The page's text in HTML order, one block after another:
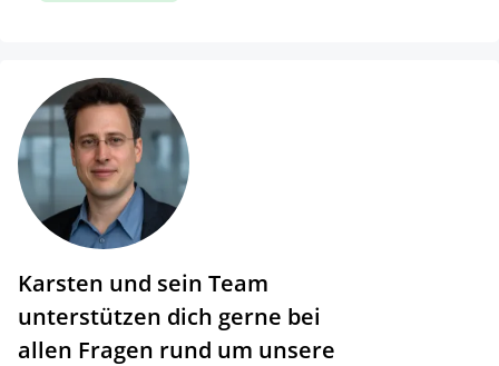
Karsten und sein Team
unterstützen dich gerne bei
allen Fragen rund um unsere